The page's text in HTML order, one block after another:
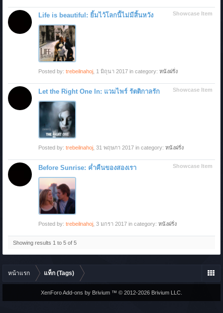
Showcase Item
Life is beautiful: ยิ้มไว้โลกนี้ไม่มีสิ้นหวัง
Posted by: trebeilnahoj 1 มิถุนา 2017 in category: หนังฝรั่ง
Showcase Item
Let the Right One In: แวมไพร์ รัตติกาลรัก
Posted by: trebeilnahoj 31 พฤษภา 2017 in category: หนังฝรั่ง
Showcase Item
Before Sunrise: ค่ำคืนของสองเรา
Posted by: trebeilnahoj 3 มกรา 2017 in category: หนังฝรั่ง
Showing results 1 to 5 of 5
หน้าแรก แท็ก (Tags)
XenForo Add-ons by Brivium ™ © 2012-2026 Brivium LLC.